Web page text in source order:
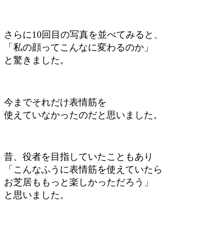
さらに10回目の写真を並べてみると、
「私の顔ってこんなに変わるのか」
と驚きました。
今までそれだけ表情筋を
使えていなかったのだと思いました。
昔、役者を目指していたこともあり
「こんなふうに表情筋を使えていたら
お芝居ももっと楽しかっただろう」
と思いました。